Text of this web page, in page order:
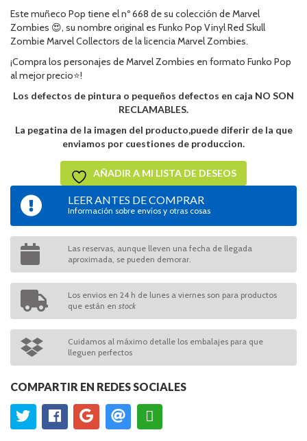
Este muñeco Pop tiene el nº 668 de su colección de Marvel
Zombies 😍, su nombre original es Funko Pop Vinyl Red Skull
Zombie Marvel Collectors de la licencia Marvel Zombies.
¡Compra los personajes de Marvel Zombies en formato Funko Pop
al mejor precio⭐!
Los defectos de pintura o pequeños defectos en caja NO SON
RECLAMABLES.
La pegatina de la imagen del producto,puede diferir de la que
enviamos por cuestiones de produccion.
AÑADIR A MI LISTA DE DESEOS
LEER ANTES DE COMPRAR
Información sobre envíos y otras cosas
Las reservas, aunque lleven una fecha de llegada
aproximada, se pueden demorar.
Los envios en 24 h de lunes a viernes son para productos
que están en stock
Cuidamos al máximo detalle los embalajes para que
lleguen perfectos
COMPARTIR EN REDES SOCIALES